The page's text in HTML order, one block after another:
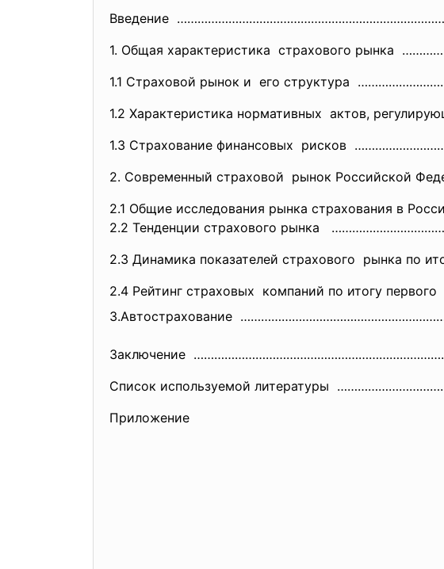
Введение
1. Общая характеристика страхового рынка
1.1 Страховой рынок и его структура
1.2 Характеристика нормативных актов,
1.3 Страхование финансовых рисков
2. Современный страховой рынок Российской
2.1 Общие исследования рынка страхования в
2.2 Тенденции страхового рынка
2.3 Динамика показателей страхового рынка по
2.4 Рейтинг страховых компаний по итогу
3.Автострахование
Заключение
Список используемой литературы
Приложение